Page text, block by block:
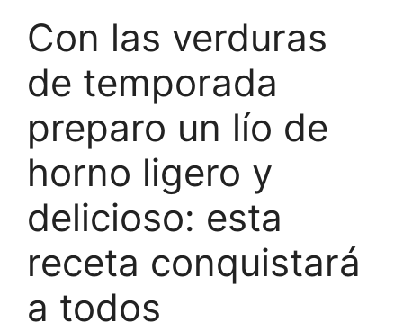
Con las verduras
de temporada
preparo un lío de
horno ligero y
delicioso: esta
receta conquistará
a todos